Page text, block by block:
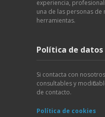
experiencia,
una de las personas
herramientas.
Política de datos
Si contacta con
consultables y
de contacto.
Política de cookies